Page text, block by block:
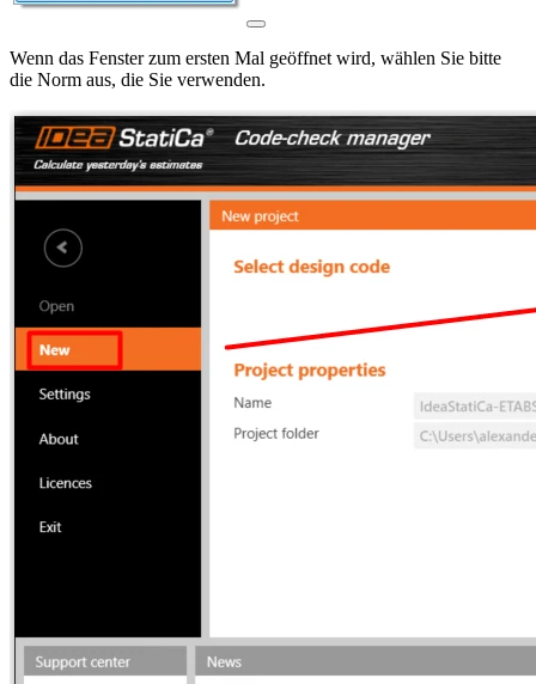
Wenn das Fenster zum ersten Mal geöffnet wird, wählen Sie bitte
die Norm aus, die Sie verwenden.